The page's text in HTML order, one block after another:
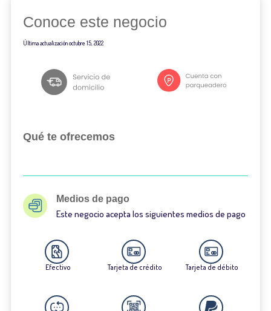
Conoce este negocio
Última actualizaciónoctubre 15, 2022
Qué te ofrecemos
Medios de pago
Este negocio acepta los siguientes medios de pago
Efectivo Tarjeta de crédito Tarjeta de débito